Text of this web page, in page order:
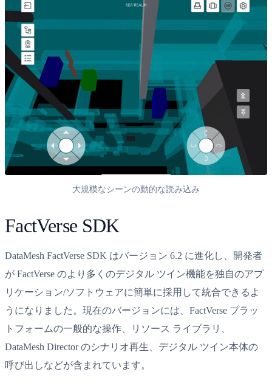
大規模なシーンの動的な読み込み
FactVerse SDK
DataMesh FactVerse SDK はバージョン 6.2 に進化し、開発者
が FactVerse のより多くのデジタル ツイン機能を独自のアプ
リケーション/ソフトウェアに簡単に採用して統合できるよ
うになりました。現在のバージョンには、FactVerse プラッ
トフォームの一般的な操作、リソース ライブラリ、
DataMesh Director のシナリオ再生、デジタル ツイン本体の
呼び出しなどが含まれています。